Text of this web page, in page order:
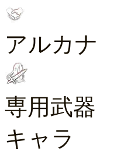
アルカナ
専用武器
キャラ